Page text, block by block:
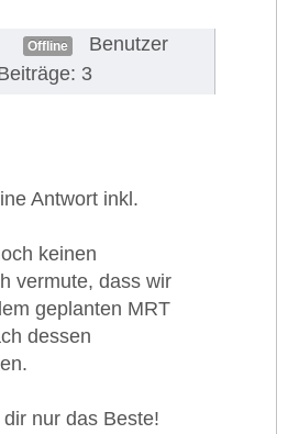
Offline
Benutzer
3
Antwort inkl.
keinen
vermute, dass wir
geplanten MRT
dessen
nur das Beste!